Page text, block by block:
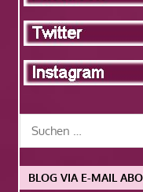
BLOG VIA E-MAIL